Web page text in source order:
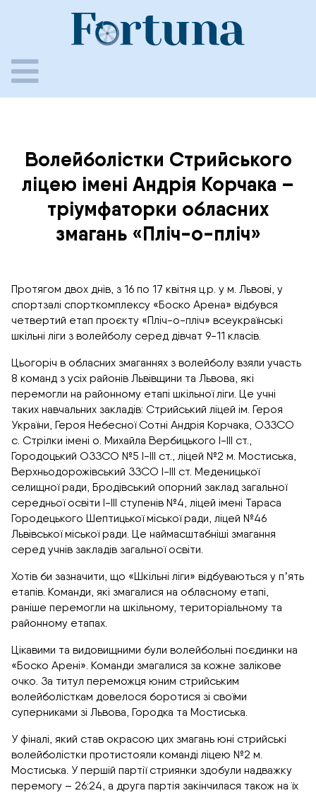
Волейболістки Стрийського
ліцею імені Андрія Корчака –
тріумфаторки обласних
змагань «Пліч-о-пліч»
Протягом двох днів, з 16 по 17 квітня ц.р. у м. Львові, у
спортзалі спорткомплексу «Боско Арена» відбувся
четвертий етап проєкту «Пліч-о-пліч» всеукраїнські
шкільні ліги з волейболу серед дівчат 9-11 класів.
Цьогоріч в обласних змаганнях з волейболу взяли участь
8 команд з усіх районів Львівщини та Львова, які
перемогли на районному етапі шкільної ліги. Це учні
таких навчальних закладів: Стрийський ліцей ім. Героя
України, Героя Небесної Сотні Андрія Корчака, ОЗЗСО
с. Стрілки імені о. Михайла Вербицького І-ІІІ ст.,
Городоцький ОЗЗСО №5 І-ІІІ ст., ліцей №2 м. Мостиська,
Верхньодорожівський ЗЗСО І-ІІІ ст. Меденицької
селищної ради, Бродівський опорний заклад загальної
середньої освіти І-ІІІ ступенів №4, ліцей імені Тараса
Городецького Шептицької міської ради, ліцей №46
Львівської міської ради. Це наймасштабніші змагання
серед учнів закладів загальної освіти.
Хотів би зазначити, що «Шкільні ліги» відбуваються у пʼять
етапів. Команди, які змагалися на обласному етапі,
раніше перемогли на шкільному, територіальному та
районному етапах.
Цікавими та видовищними були волейбольні поєдинки на
«Боско Арені». Команди змагалися за кожне залікове
очко. За титул переможця юним стрийським
волейболісткам довелося боротися зі своїми
суперниками зі Львова, Городка та Мостиська.
У фіналі, який став окрасою цих змагань юні стрийські
волейболістки протистояли команді ліцею №2 м.
Мостиська. У першій партії стриянки здобули надважку
перемогу – 26:24, а друга партія закінчилася також на їх